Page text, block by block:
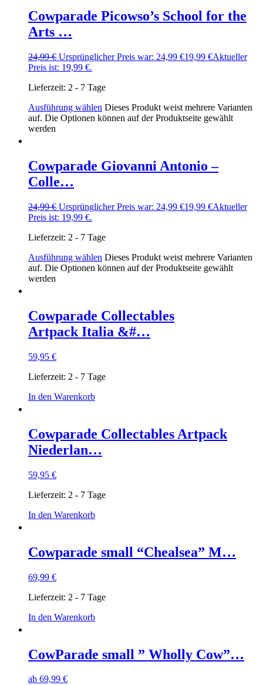
Cowparade Picowso’s School for the
Arts …
24,99€ Ursprünglicher Preis war: 24,99 €19,99 €Aktueller
Preis ist: 19,99 €.
Lieferzeit: 2 - 7 Tage
Ausführung wählen Dieses Produkt weist mehrere Varianten
auf. Die Optionen können auf der Produktseite gewählt
werden
Cowparade Giovanni Antonio –
Colle…
24,99€ Ursprünglicher Preis war: 24,99 €19,99 €Aktueller
Preis ist: 19,99 €.
Lieferzeit: 2 - 7 Tage
Ausführung wählen Dieses Produkt weist mehrere Varianten
auf. Die Optionen können auf der Produktseite gewählt
werden
Cowparade Collectables
Artpack Italia &#…
59,95 €
Lieferzeit: 2 - 7 Tage
In den Warenkorb
Cowparade Collectables Artpack
Niederlan…
59,95 €
Lieferzeit: 2 - 7 Tage
In den Warenkorb
Cowparade small “Chealsea” M…
69,99 €
Lieferzeit: 2 - 7 Tage
In den Warenkorb
CowParade small ” Wholly Cow”…
ab 69,99 €